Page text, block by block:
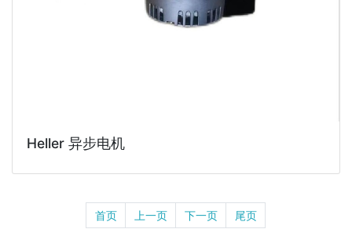
Heller 异步电机
首页 上一页 下一页 尾页